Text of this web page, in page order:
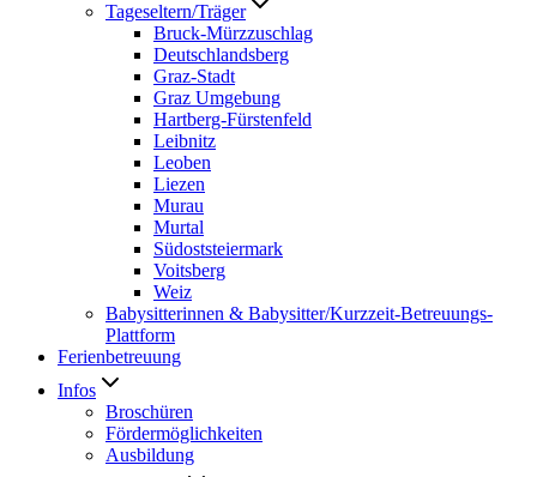
Tageseltern/Träger
Bruck-Mürzzuschlag
Deutschlandsberg
Graz-Stadt
Graz Umgebung
Hartberg-Fürstenfeld
Leibnitz
Leoben
Liezen
Murau
Murtal
Südoststeiermark
Voitsberg
Weiz
Babysitterinnen & Babysitter/Kurzzeit-Betreuungs-
Plattform
Ferienbetreuung
Infos
Broschüren
Fördermöglichkeiten
Ausbildung